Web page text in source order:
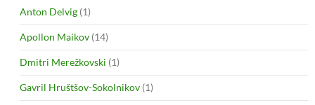
Anton Delvig (1)
Apollon Maikov (14)
Dmitri Merežkovski (1)
Gavril Hruštšov-Sokolnikov (1)